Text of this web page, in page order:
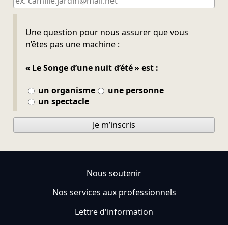
Une question pour nous assurer que vous
n’êtes pas une machine :
« Le Songe d’une nuit d’été » est :
un organisme
une personne
un spectacle
Ne pas remplir
Je m’inscris
Nous soutenir
Nos services aux professionnels
Lettre d'information